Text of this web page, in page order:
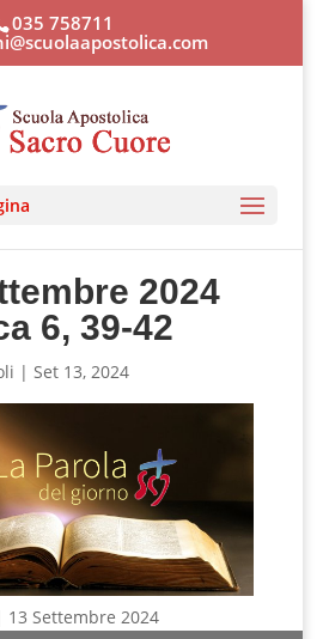
035 758711
2024
6, 39-42
| Set 13, 2024
Settembre 2024